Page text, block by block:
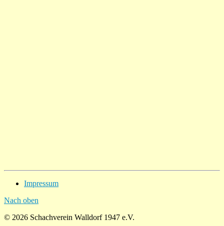
Impressum
Nach oben
© 2026 Schachverein Walldorf 1947 e.V.